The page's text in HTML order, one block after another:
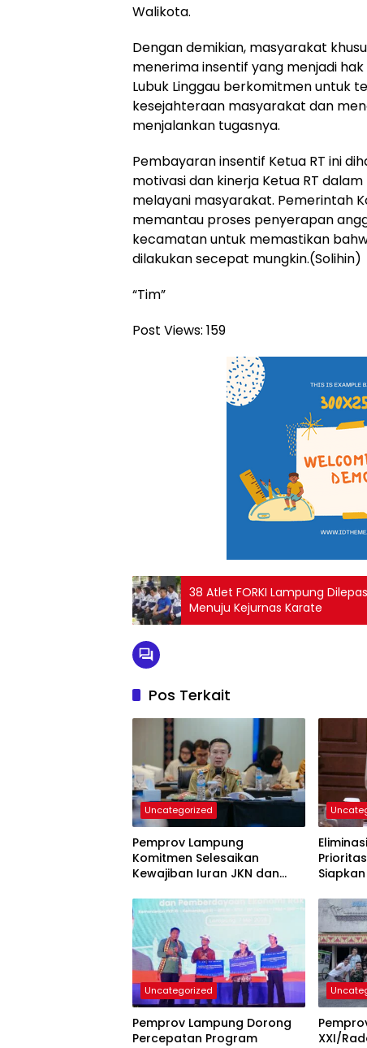
Walikota.
Dengan demikian, masyarakat
menerima insentif yang menjadi
Lubuk Linggau berkomitmen untuk
kesejahteraan masyarakat dan
menjalankan tugasnya.
Pembayaran insentif Ketua RT ini
motivasi dan kinerja Ketua RT
melayani masyarakat. Pemerintah
memantau proses penyerapan
kecamatan untuk memastikan
dilakukan secepat mungkin.(Solihin)
“Tim”
Post Views: 159
38 Atlet FORKI Lampung
Menuju Kejurnas Karate
Pos Terkait
Uncategorized
Pemprov Lampung
Komitmen Selesaikan
Kewajiban Iuran JKN dan
Kepesertaan BPJS
Kesehatan
Uncategorized
Pemprov Lampung Dorong
Percepatan Program
XXI/